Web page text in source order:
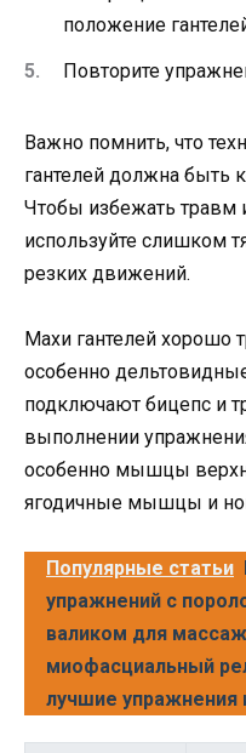
положение
Повторите
Важно помнить, что
гантелей должна быть
Чтобы избежать травм
используйте слишком
резких движений.
Махи гантелей
особенно
подключают бицепс и
выполнении
особенно мышцы
ягодичные мышцы и
Популярные статьи
упражнений с
валиком для
миофасциальный
лучшие упражнения